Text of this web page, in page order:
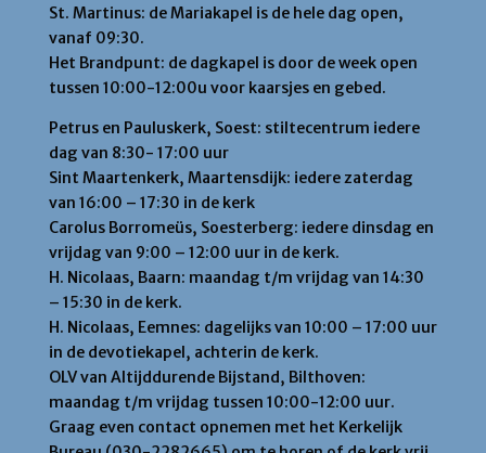
St. Martinus: de Mariakapel is de hele dag open,
vanaf 09:30.
Het Brandpunt: de dagkapel is door de week open
tussen 10:00-12:00u voor kaarsjes en gebed.
Petrus en Pauluskerk, Soest: stiltecentrum iedere
dag van 8:30- 17:00 uur
Sint Maartenkerk, Maartensdijk: iedere zaterdag
van 16:00 – 17:30 in de kerk
Carolus Borromeüs, Soesterberg: iedere dinsdag en
vrijdag van 9:00 – 12:00 uur in de kerk.
H. Nicolaas, Baarn: maandag t/m vrijdag van 14:30
– 15:30 in de kerk.
H. Nicolaas, Eemnes: dagelijks van 10:00 – 17:00 uur
in de devotiekapel, achterin de kerk.
OLV van Altijddurende Bijstand, Bilthoven:
maandag t/m vrijdag tussen 10:00-12:00 uur.
Graag even contact opnemen met het Kerkelijk